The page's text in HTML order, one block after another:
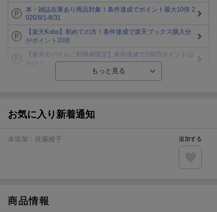
本・雑誌在庫あり商品対象！条件達成でポイント最大10倍 2
026/8/1-8/31
【楽天Kobo】初めての方！条件達成で楽天ブックス購入分
がポイント20倍
【楽天モバイルご利用者限定】条件達成で100万ポイント山
分け！
が当たる！
条件達成で楽天限定・宝塚歌劇 宙組貸切公演ペアチケット
エントリー＆条件達成で『鬼滅の刃』オリジナルきんちゃく
お気に入り新着通知
未追加： 佐藤綾子 追加する
商品情報